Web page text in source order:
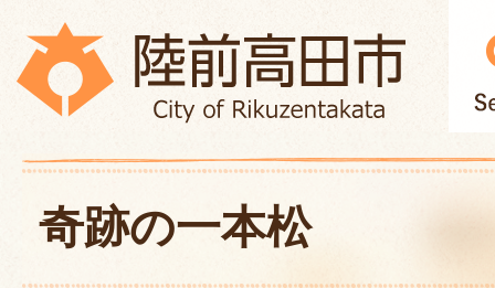
奇跡の一本松